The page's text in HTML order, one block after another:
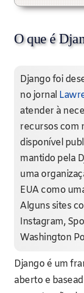
O que é
Django foi
no jornal
atender à
recursos com
disponível
mantido pela
uma
EUA como
Alguns sites
Instagram,
Washington
Django é um
aberto e